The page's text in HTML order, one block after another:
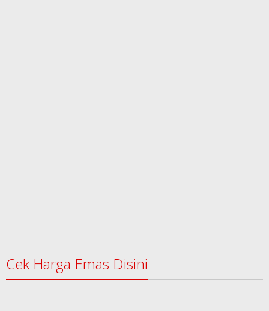
Cek Harga Emas Disini